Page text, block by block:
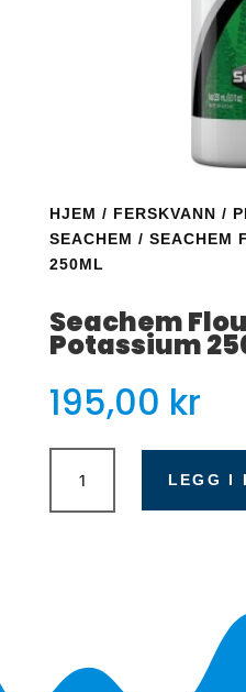
HJEM / FERSKVANN /
SEACHEM / SEACHEM
250ML
Seachem
Potassium
195,00 kr
Seachem
Flourish
Potassium
LEGG I